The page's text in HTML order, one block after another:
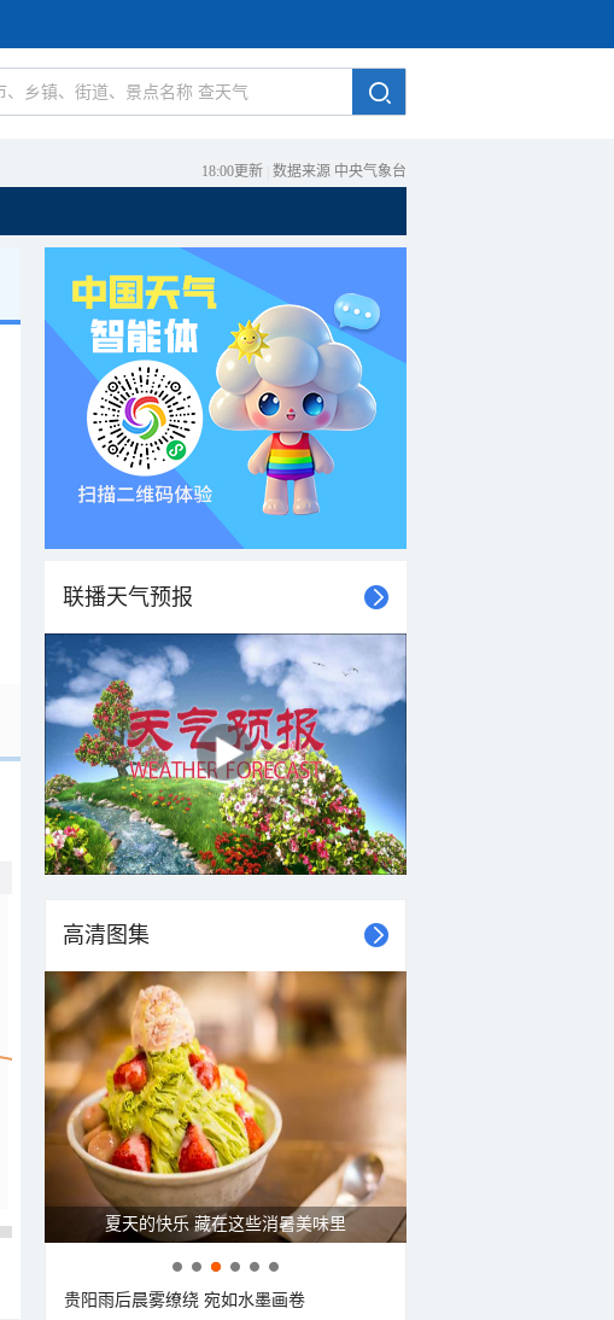
18:00更新 数据来源 中央气象台
20时 21时 22时 23时 00时 01时
北风
3-4级
北风
4-5级
北风
4-5级
北风
4-5级
东北风
4-5级
29°C 29°C 28°C 28°C 27°C
联播天气预报
高清图集
夏天的快乐 藏在这些消暑美味里
贵阳雨后晨雾缭绕 宛如水墨画卷